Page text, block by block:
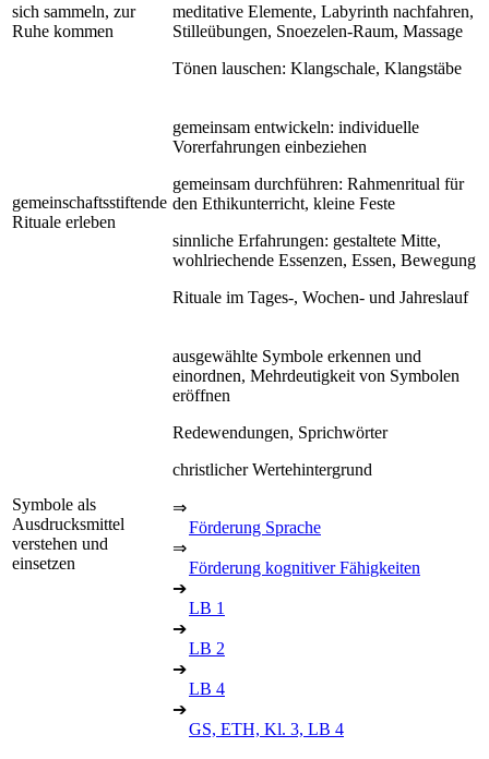
sich sammeln, zur
Ruhe kommen
meditative Elemente, Labyrinth nachfahren,
Stilleübungen, Snoezelen-Raum, Massage
Tönen lauschen: Klangschale, Klangstäbe
gemeinschaftsstiftende
Rituale erleben
gemeinsam entwickeln: individuelle
Vorerfahrungen einbeziehen
gemeinsam durchführen: Rahmenritual für
den Ethikunterricht, kleine Feste
sinnliche Erfahrungen: gestaltete Mitte,
wohlriechende Essenzen, Essen, Bewegung
Rituale im Tages-, Wochen- und Jahreslauf
Symbole als
Ausdrucksmittel
verstehen und
einsetzen
ausgewählte Symbole erkennen und
einordnen, Mehrdeutigkeit von Symbolen
eröffnen
Redewendungen, Sprichwörter
christlicher Wertehintergrund
⇒
Förderung Sprache
⇒
Förderung kognitiver Fähigkeiten
➔
LB 1
➔
LB 2
➔
LB 4
➔
GS, ETH, Kl. 3, LB 4